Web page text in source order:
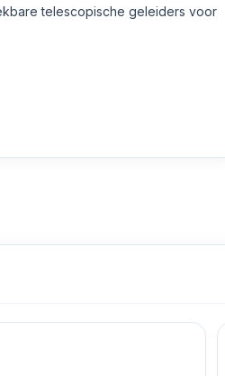
telescopische geleiders voor